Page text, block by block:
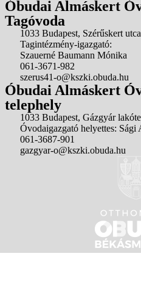
Óbudai Almáskert
Tagóvoda
1033 Budapest, Szérűskert
Tagintézmény-igazgató:
Szauerné Baumann Mónika
061-3671-982
szerus41-o@kszki.obuda.hu
Óbudai Almáskert
telephely
1033 Budapest, Gázgyár
Óvodaigazgató helyettes: Sági
061-3687-901
gazgyar-o@kszki.obuda.hu